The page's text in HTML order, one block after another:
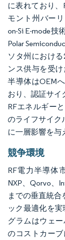
に表れており、
モント州バー
on-Si E-mode技
Polar
ソタ州における
ンス供与を受
半導体はOEM
おり、認証サイ
RFエネルギー
のライフサイク
に一層影響を与
競争環境
RF電力半導体
NXP、Qorvo、
までの垂直統
ック最適化を実
グラムはウェ
のコストカー